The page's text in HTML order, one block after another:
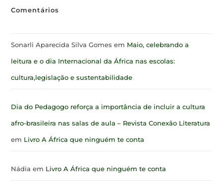
Comentários
Sonarli Aparecida Silva Gomes em Maio, celebrando a
leitura e o dia Internacional da África nas escolas:
cultura,legislação e sustentabilidade
Dia do Pedagogo reforça a importância de incluir a cultura
afro-brasileira nas salas de aula – Revista Conexão Literatura
em Livro A África que ninguém te conta
Nádia em Livro A África que ninguém te conta